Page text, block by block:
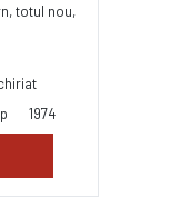
totul nou,
1974